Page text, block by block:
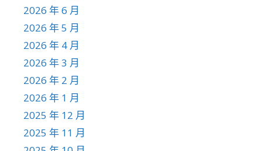
2026 年 6 月
2026 年 5 月
2026 年 4 月
2026 年 3 月
2026 年 2 月
2026 年 1 月
2025 年 12 月
2025 年 11 月